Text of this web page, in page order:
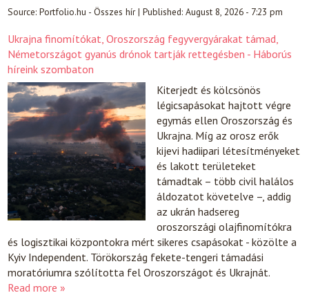
Source:Portfolio.hu - Összes hír|Published:August 8, 2026 - 7:23 pm
Ukrajna finomítókat, Oroszország fegyvergyárakat támad,
Németországot gyanús drónok tartják rettegésben - Háborús
híreink szombaton
Kiterjedt és kölcsönös
légicsapásokat hajtott végre
egymás ellen Oroszország és
Ukrajna. Míg az orosz erők
kijevi hadiipari létesítményeket
és lakott területeket
támadtak – több civil halálos
áldozatot követelve –, addig
az ukrán hadsereg
oroszországi olajfinomítókra
és logisztikai központokra mért sikeres csapásokat - közölte a
Kyiv Independent. Törökország fekete-tengeri támadási
moratóriumra szólította fel Oroszországot és Ukrajnát.
Read more »